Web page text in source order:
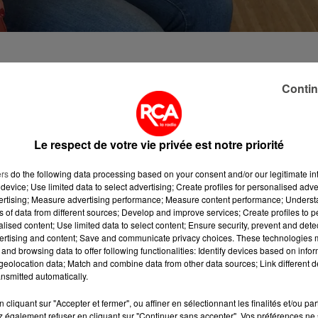
on rencontre des agents immobiliers, des
une profession dont on parle très peu mais
dans son habitation. La géobiologie n'a pas
sentir bien dans sa maison. Isabelle Chauvigné,
à bâtir, mais aussi sur les maisons. Elle détecte et
peuvent avoir sur l'organisme.
jusqu'à ce dimanche soir. 12 000 visiteurs sont
Le respect de votre vie privée est notre priorité
do the following data processing based on your consent and/or our legitimate
Use limited data to select advertising; Create profiles for personalised
Measure advertising performance; Measure content performance;
of data from different sources; Develop and improve services; Create profiles to
content; Use limited data to select content; Ensure security, prevent and
and content; Save and communicate privacy choices. These technologies
browsing data to offer following functionalities: Identify devices based on
data; Match and combine data from other data sources; Link different
automatically.
cliquant sur "Accepter et fermer", ou affiner en sélectionnant les finalités et/ou
également refuser en cliquant sur "Continuer sans accepter". Vos préférences